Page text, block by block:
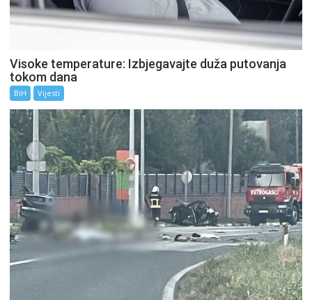
Visoke temperature: Izbjegavajte duža putovanja
tokom dana
BiH Vijesti